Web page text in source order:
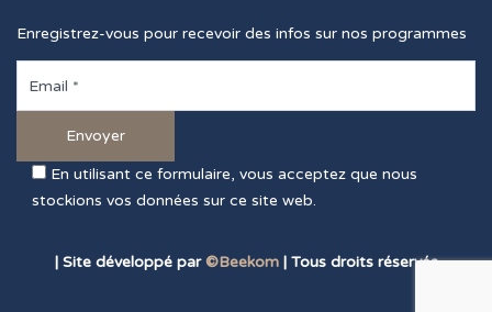
Enregistrez-vous pour recevoir des infos sur nos programmes
En utilisant ce formulaire, vous acceptez que nous
stockions vos données sur ce site web.
| Site développé par©Beekom| Tous droits réservés